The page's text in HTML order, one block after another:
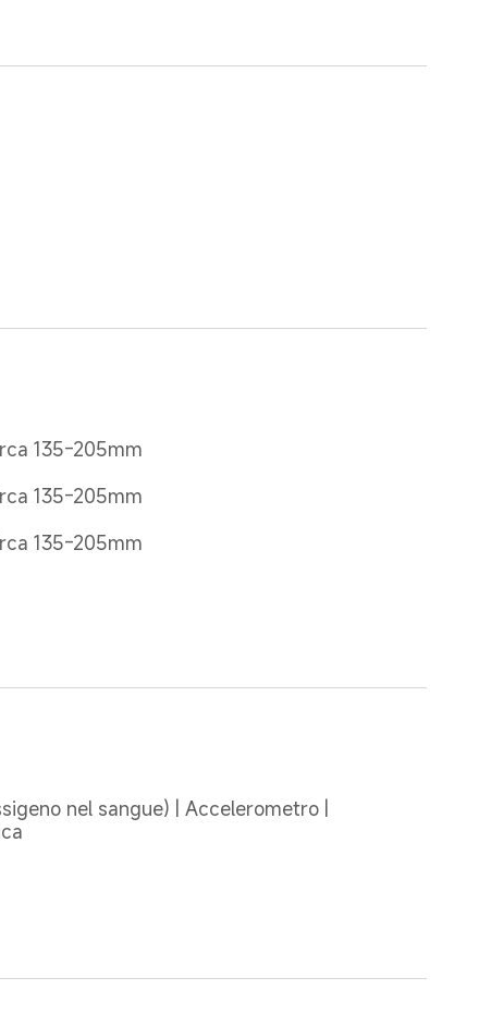
135-205mm
135-205mm
135-205mm
nel sangue) | Accelerometro |